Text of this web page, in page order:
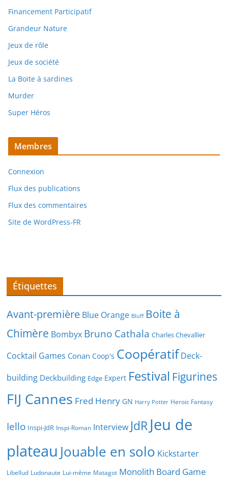
Financement Participatif
Grandeur Nature
Jeux de rôle
Jeux de société
La Boite à sardines
Murder
Super Héros
Membres
Connexion
Flux des publications
Flux des commentaires
Site de WordPress-FR
Étiquettes
Avant-première Blue Orange Bluff Boite à
Chimère Bombyx Bruno Cathala Charles Chevallier
Cocktail Games Conan Coop's Coopératif Deck-
building Deckbuilding Edge Expert Festival Figurines
FIJ Cannes Fred Henry GN Harry Potter Heroic Fantasy
Iello Inspi-JdR Inspi-Roman Interview JdRJeu de
plateau Jouable en solo Kickstarter
Libellud Ludonaute Lui-même Matagot Monolith Board Game